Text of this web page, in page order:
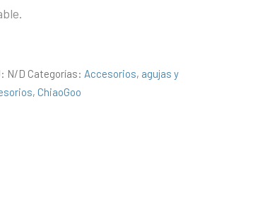
N/D Categorías: Accesorios, agujas y
,ChiaoGoo